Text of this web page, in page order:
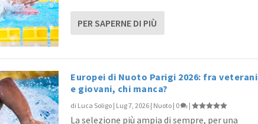
PER SAPERNE DI PIÙ
Europei di Nuoto Parigi 2026: fra veterani
e giovani, chi manca?
di Luca Soligo | Lug 7, 2026 | Nuoto | 0 |
La selezione più ampia di sempre, per una